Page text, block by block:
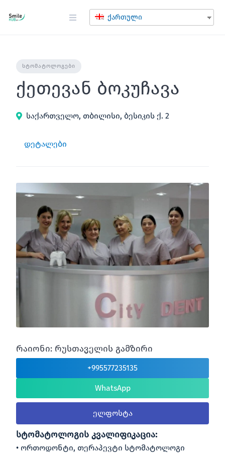
გადასვლა
ქართული
ᲡᲢᲝᲛᲐᲢᲝᲚᲝᲒᲔᲑᲘ
ქეთევან ბოკუჩავა
საქართველო, თბილისი, ბესიკის ქ. 2
დეტალები
რაიონი: რუსთაველის გამზირი
+995577235135
WhatsApp
ელფოსტა
სტომატოლოგის კვალიფიკაცია:
ორთოდონტი, თერაპევტი სტომატოლოგი